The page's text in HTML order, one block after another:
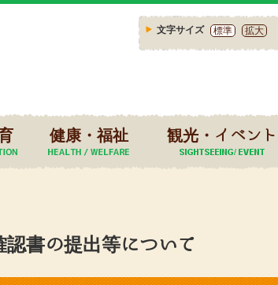
文字サイズ 標準 拡大
健康・福祉 観光・イベント
書の提出等について